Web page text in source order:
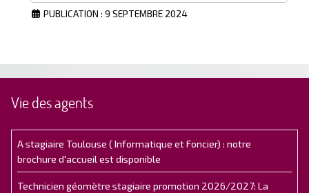
PUBLICATION : 9 SEPTEMBRE 2024
Vie des agents
A stagiaire Toulouse ( Informatique et Foncier) : notre
brochure d'accueil est disponible
Technicien géomètre stagiaire promotion 2026/2027: La